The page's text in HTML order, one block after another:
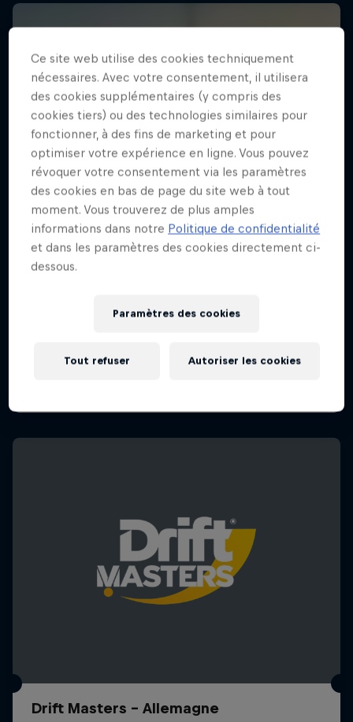
Drift Masters – Allemagne
Ce site web utilise des cookies techniquement
nécessaires. Avec votre consentement, il utilisera
des cookies supplémentaires (y compris des
cookies tiers) ou des technologies similaires pour
fonctionner, à des fins de marketing et pour
optimiser votre expérience en ligne. Vous pouvez
révoquer votre consentement via les paramètres
des cookies en bas de page du site web à tout
moment. Vous trouverez de plus amples
informations dans notre Politique de confidentialité
et dans les paramètres des cookies directement ci-
dessous.
Paramètres des cookies
Tout refuser Autoriser les cookies